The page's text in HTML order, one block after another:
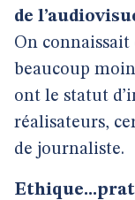
de
On connaissait
beaucoup
ont le statut
réalisateurs,
de journaliste.